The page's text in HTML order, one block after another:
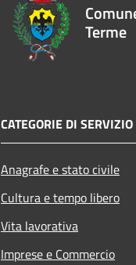
Terme
CATEGORIE DI SERVIZIO
Anagrafe e stato civile
Cultura e tempo libero
Vita lavorativa
Imprese e Commercio